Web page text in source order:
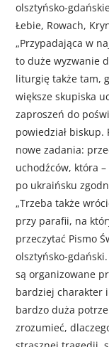
olsztyńsko-
Łebie, Rowach,
„Przypadająca w
to duże wyzwanie
liturgię także tam,
większe skupiska
zaproszeń do
powiedział biskup.
nowe zadania:
uchodźców, która
po ukraińsku
„Trzeba także
przy parafii, na
przeczytać Pismo
olsztyńsko-
są organizowane
bardziej charakter
bardzo duża
zrozumieć,